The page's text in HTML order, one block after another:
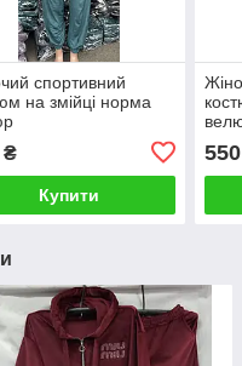
спортивний
на змійці норма
Купити
550